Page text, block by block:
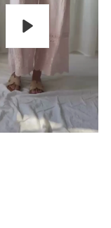
Pelaa